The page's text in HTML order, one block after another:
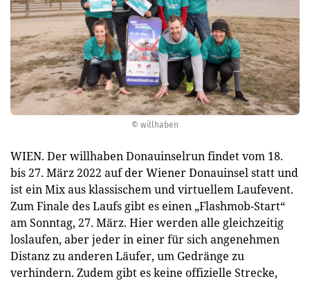
© willhaben
WIEN. Der willhaben Donauinselrun findet vom 18.
bis 27. März 2022 auf der Wiener Donauinsel statt und
ist ein Mix aus klassischem und virtuellem Laufevent.
Zum Finale des Laufs gibt es einen „Flashmob-Start“
am Sonntag, 27. März. Hier werden alle gleichzeitig
loslaufen, aber jeder in einer für sich angenehmen
Distanz zu anderen Läufer, um Gedränge zu
verhindern. Zudem gibt es keine offizielle Strecke,